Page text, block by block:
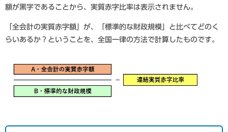
額が黒字であることから、実質赤字比率は表示されません。
「全会計の実質赤字額」が、「標準的な財政規模」と比べてどのく
らいあるか？ということを、全国一律の方法で計算したものです。